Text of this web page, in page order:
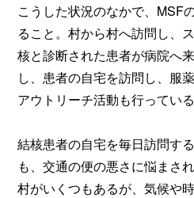
こうした状況のなかで、MSF
ること。村から村へ訪問し、
核と診断された患者が病院へ
し、患者の自宅を訪問し、服
アウトリーチ活動も行っている
結核患者の自宅を毎日訪問す
も、交通の便の悪さに悩まさ
村がいくつもあるが、気候や